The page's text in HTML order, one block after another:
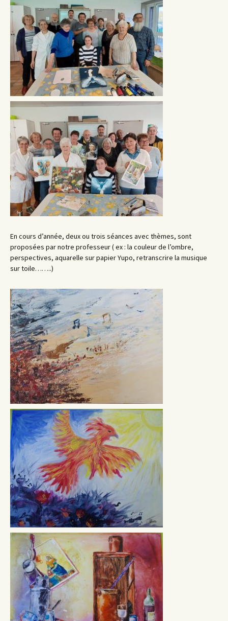
En cours d’année, deux ou trois séances avec thèmes, sont
proposées par notre professeur ( ex : la couleur de l’ombre,
perspectives, aquarelle sur papier Yupo, retranscrire la musique
sur toile……..)